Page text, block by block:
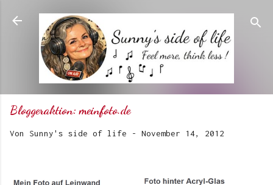
Direkt zum Hauptbereich
Bloggeraktion: meinfoto.de
Von Sunny's side of life - November 14, 2012